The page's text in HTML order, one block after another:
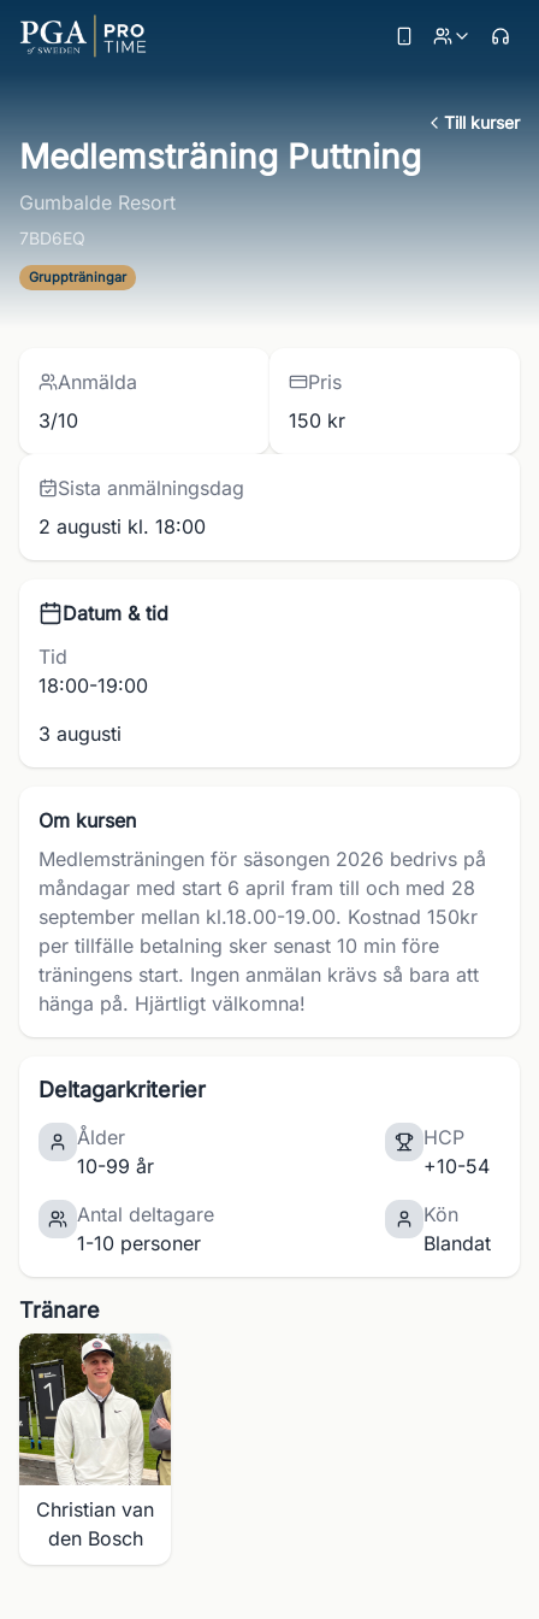
Till kurser
Medlemsträning Puttning
Gumbalde Resort
7BD6EQ
Gruppträningar
Anmälda
3/10
Pris
150 kr
Sista anmälningsdag
2 augusti kl. 18:00
Datum & tid
Tid
18:00-19:00
3 augusti
Om kursen
Medlemsträningen för säsongen 2026 bedrivs på
måndagar med start 6 april fram till och med 28
september mellan kl.18.00-19.00. Kostnad 150kr
per tillfälle betalning sker senast 10 min före
träningens start. Ingen anmälan krävs så bara att
hänga på. Hjärtligt välkomna!
Deltagarkriterier
Ålder
10-99 år
HCP
+10-54
Antal deltagare
1-10 personer
Kön
Blandat
Tränare
Christian van
den Bosch